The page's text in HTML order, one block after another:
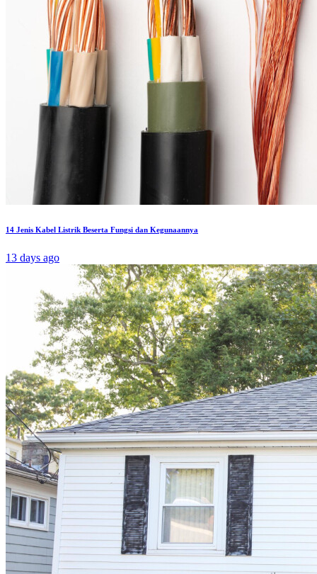
14 Jenis Kabel Listrik Beserta Fungsi dan Kegunaannya
13 days ago